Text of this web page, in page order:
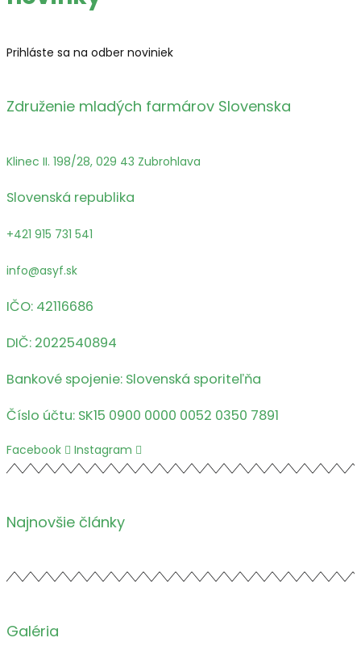
Prihláste sa na odber noviniek
Združenie mladých farmárov Slovenska
Klinec II. 198/28, 029 43 Zubrohlava
Slovenská republika
+421 915 731 541
info@asyf.sk
IČO: 42116686
DIČ: 2022540894
Bankové spojenie: Slovenská sporiteľňa
Číslo účtu: SK15 0900 0000 0052 0350 7891
Facebook Instagram
Najnovšie články
Galéria